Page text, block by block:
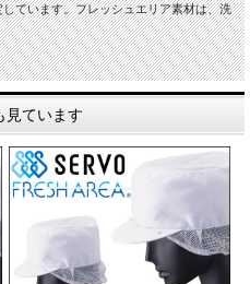
ています。フレッシュエリア素材は、洗
見ています